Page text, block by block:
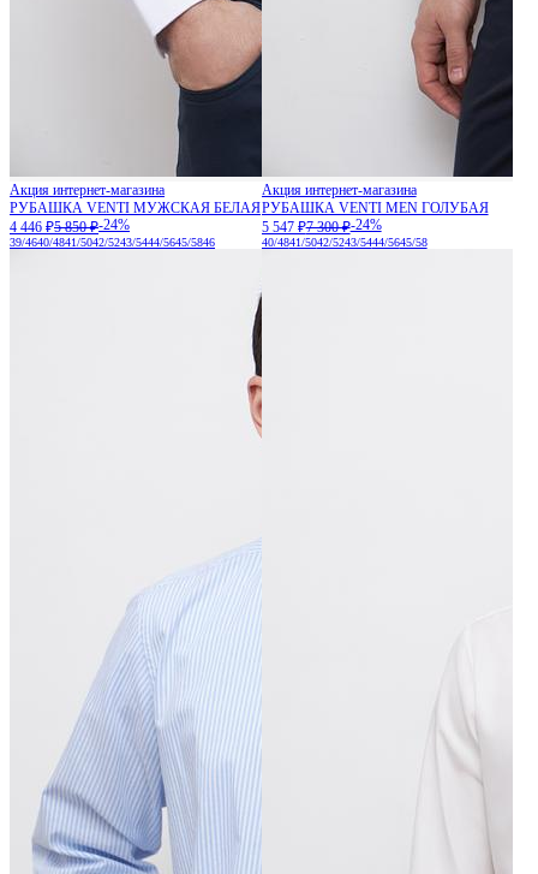
Акция интернет-магазина
РУБАШКА VENTI МУЖСКАЯ БЕЛАЯ
4 446 ₽5 850 ₽-24%
39/4640/4841/5042/5243/5444/5645/5846
Акция интернет-магазина
РУБАШКА VENTI MEN ГОЛУБАЯ
5 547 ₽7 300 ₽-24%
40/4841/5042/5243/5444/5645/58